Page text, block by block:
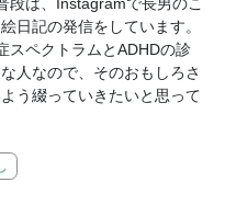
段は、Instagramで長男のこ
日記の発信をしています。
スペクトラムとADHDの診
人なので、そのおもしろさ
う綴っていきたいと思って